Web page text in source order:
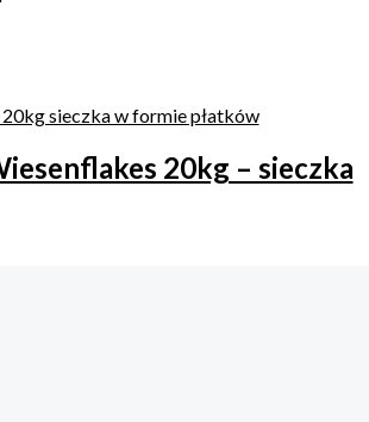
20kg – sieczka